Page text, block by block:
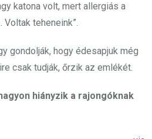
katona volt, mert allergiás a
Voltak teheneink”.
gondolják, hogy édesapjuk még
csak tudják, őrzik az emlékét.
hiányzik a rajongóknak